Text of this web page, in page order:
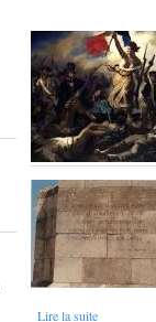
Lire la suite